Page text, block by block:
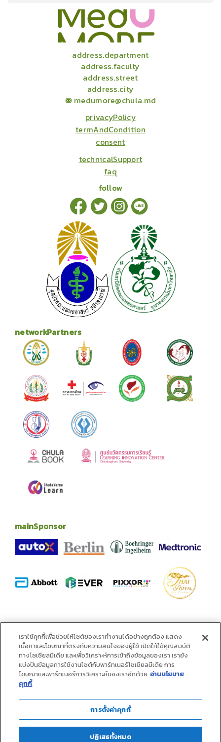
address.department
address.faculty
address.street
address.city
medumore@chula.md
privacyPolicy
termAndCondition
consent
technicalSupport
faq
follow
onlineCourses academicConferencesnews infographic
networkPartners
mainSponsor
alliance
เราใช้คุกกี้เพื่อช่วยให้ไซต์ของเราทำงานได้อย่างถูกต้อง แสดง
เนื้อหาและโฆษณาที่ตรงกับความสนใจของผู้ใช้ เปิดให้ใช้คุณสมบัติ
ทางโซเชียลมีเดีย และเพื่อวิเคราะห์การเข้าถึงข้อมูลของเรา เรายัง
แบ่งปันข้อมูลการใช้งานไซต์กับพาร์ทเนอร์โซเชียลมีเดีย การ
โฆษณาและพาร์ทเนอร์การวิเคราะห์ของเราอีกด้วย อ่านนโยบาย
คุกกี้
การตั้งค่าคุกกี้
ปฏิเสธทั้งหมด